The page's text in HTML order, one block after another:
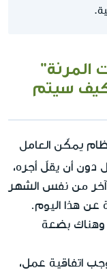
كيف سيتم
يمكّن العامل
دون أن يقلّ أجره،
آخر من نفس الشهر
هذا اليوم.
وهناك بضعة
اتفاقية عمل،